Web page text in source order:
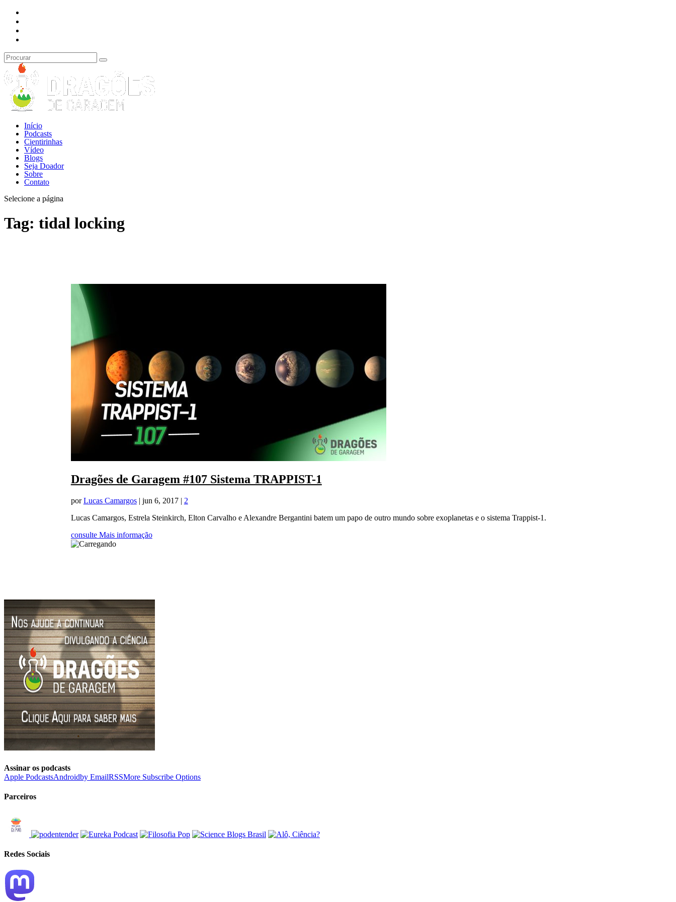
Início
Podcasts
Cientirinhas
Vídeo
Blogs
Seja Doador
Sobre
Contato
Selecione a página
Tag: tidal locking
Dragões de Garagem #107 Sistema TRAPPIST-1
porLucas Camargos| jun 6, 2017| 2
Lucas Camargos, Estrela Steinkirch, Elton Carvalho e Alexandre Bergantini batem um papo de outro mundo sobre exoplanetas e o sistema Trappist-1.
consulte Mais informação
Assinar os podcasts
Apple PodcastsAndroidby EmailRSSMore Subscribe Options
Parceiros
Redes Sociais